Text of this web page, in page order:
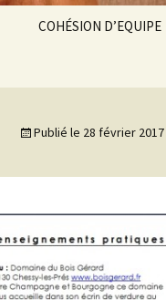
COHÉSION D’EQUIPE
Publié le 28 février 2017